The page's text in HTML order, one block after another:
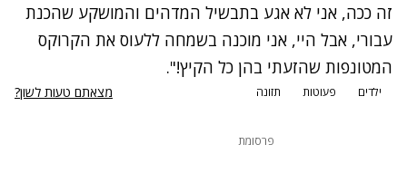
זה ככה, אני לא אגע בתבשיל המדהים והמושקע שהכנת
עבורי, אבל היי, אני מוכנה בשמחה ללעוס את הקרוקס
המטונפות שהזעתי בהן כל הקיץ!".
ילדים פעוטות תזונה מצאתם טעות לשון?
פרסומת